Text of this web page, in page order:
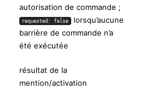
autorisation de commande ;
requested: false lorsqu’aucune
barrière de commande n’a
été exécutée
résultat de la
mention/activation